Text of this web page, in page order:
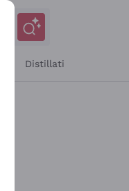
Distillati